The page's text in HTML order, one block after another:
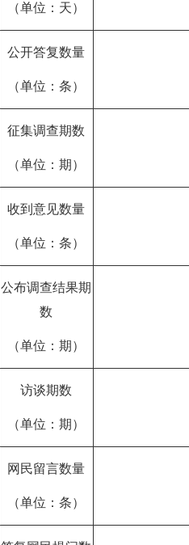
（单位：天）
公开答复数量
（单位：条）
征集调查期数
（单位：期）
收到意见数量
（单位：条）
公布调查结果期
数
（单位：期）
访谈期数
（单位：期）
网民留言数量
（单位：条）